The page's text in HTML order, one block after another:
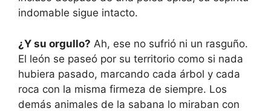
indomable sigue intacto.
¿Y su orgullo? Ah, ese no sufrió ni un rasguño.
El león se paseó por su territorio como si nada
hubiera pasado, marcando cada árbol y cada
roca con la misma firmeza de siempre. Los
demás animales de la sabana lo miraban con